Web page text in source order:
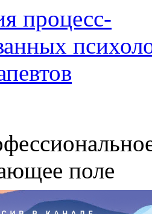
поле